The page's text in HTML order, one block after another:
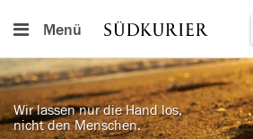
Menü
Wir lassen nur die Hand los,
nicht den Menschen.